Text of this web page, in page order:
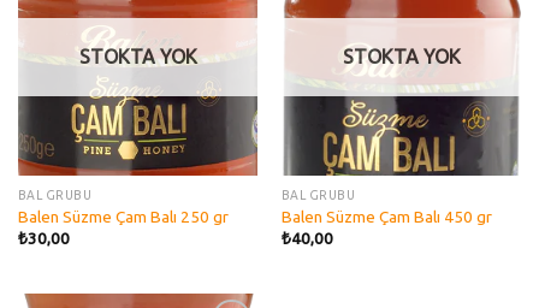
STOKTA YOK
BAL GRUBU
Balen Süzme Çam Balı 250 gr
₺30,00
STOKTA YOK
BAL GRUBU
Balen Süzme Çam Balı 450 gr
₺40,00